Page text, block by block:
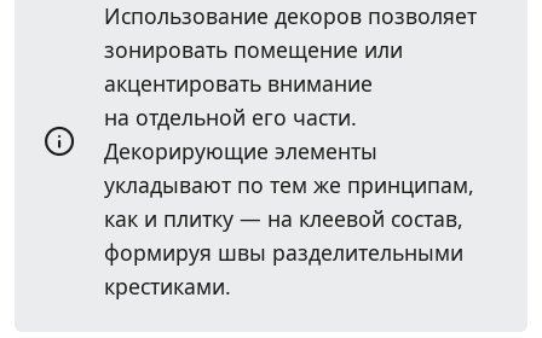
Использование декоров позволяет
зонировать помещение или
акцентировать внимание
на отдельной его части.
Декорирующие элементы
укладывают по тем же принципам,
как и плитку — на клеевой состав,
формируя швы разделительными
крестиками.